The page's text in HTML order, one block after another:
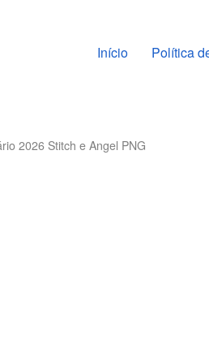
Pular para o
Início Política
2026 Stitch e Angel PNG